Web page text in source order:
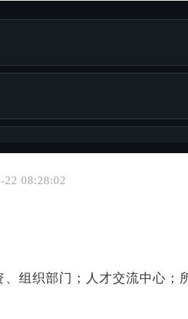
也喜欢
备常识」
22 08:28:02
组织部门；人才交流中心；